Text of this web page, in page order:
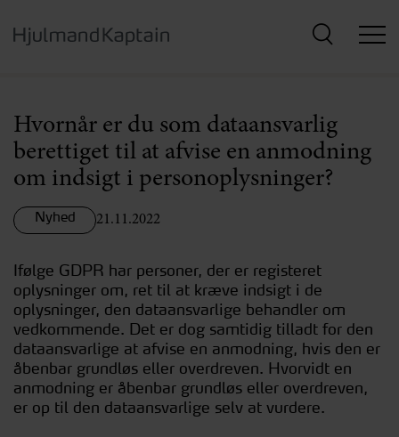
hovedindhold
Hvornår er du som dataansvarlig
berettiget til at afvise en anmodning
om indsigt i personoplysninger?
Nyhed 21.11.2022
Ifølge GDPR har personer, der er registeret
oplysninger om, ret til at kræve indsigt i de
oplysninger, den dataansvarlige behandler om
vedkommende. Det er dog samtidig tilladt for den
dataansvarlige at afvise en anmodning, hvis den er
åbenbar grundløs eller overdreven. Hvorvidt en
anmodning er åbenbar grundløs eller overdreven,
er op til den dataansvarlige selv at vurdere.